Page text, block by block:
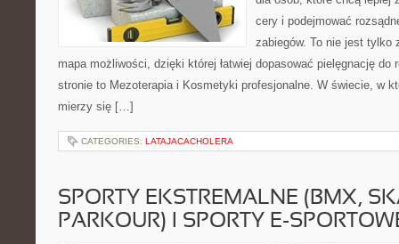
cery i podejmować
zabiegów. To nie jest tylko
mapa możliwości, dzięki której łatwiej dopasować pielęgnację do
stronie to Mezoterapia i Kosmetyki profesjonalne. W świecie, w
mierzy się […]
CATEGORIES: LATAJACACHOLERA
SPORTY EKSTREMALNE (BMX,
PARKOUR) I SPORTY E-